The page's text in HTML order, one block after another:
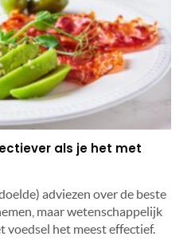
als je het met
adviezen over de beste
maar wetenschappelijk
voedsel het meest effectief.